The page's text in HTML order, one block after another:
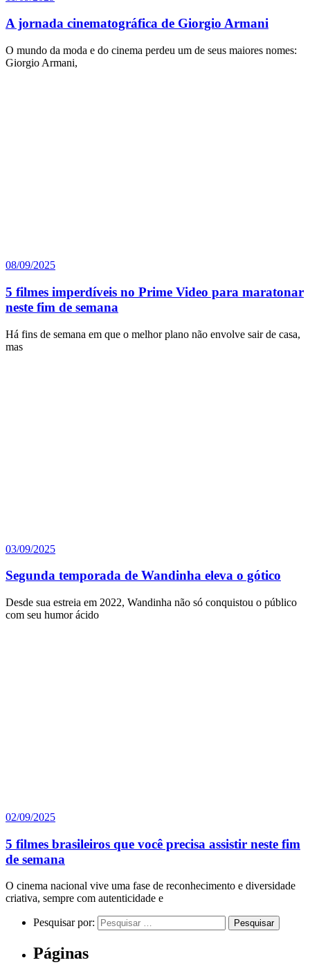
A jornada cinematográfica de Giorgio Armani
O mundo da moda e do cinema perdeu um de seus maiores nomes:
Giorgio Armani,
08/09/2025
5 filmes imperdíveis no Prime Video para maratonar
neste fim de semana
Há fins de semana em que o melhor plano não envolve sair de casa,
mas
03/09/2025
Segunda temporada de Wandinha eleva o gótico
Desde sua estreia em 2022, Wandinha não só conquistou o público
com seu humor ácido
02/09/2025
5 filmes brasileiros que você precisa assistir neste fim
de semana
O cinema nacional vive uma fase de reconhecimento e diversidade
criativa, sempre com autenticidade e
Pesquisar por:
Páginas